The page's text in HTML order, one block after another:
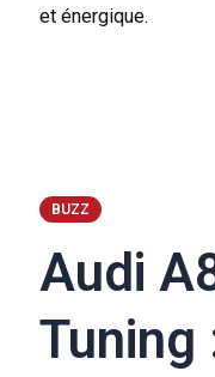
et énergique.
BUZZ
Audi
Tuning